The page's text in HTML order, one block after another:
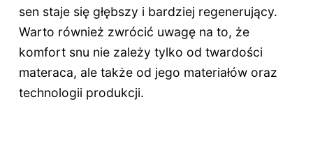
sen staje się głębszy i bardziej regenerujący.
Warto również zwrócić uwagę na to, że
komfort snu nie zależy tylko od twardości
materaca, ale także od jego materiałów oraz
technologii produkcji.